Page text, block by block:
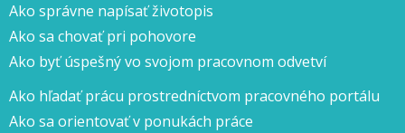
Ako správne napísať životopis
Ako sa chovať pri pohovore
Ako byť úspešný vo svojom pracovnom odvetví
Ako hľadať prácu prostredníctvom pracovného portálu
Ako sa orientovať v ponukách práce